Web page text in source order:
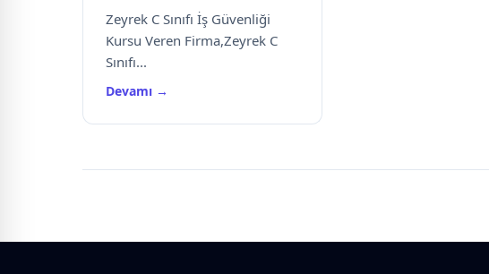
Zeyrek C Sınıfı İş Güvenliği
Kursu Veren Firma,Zeyrek C
Sınıfı...
Devamı →